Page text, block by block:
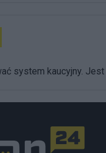
system kaucyjny.